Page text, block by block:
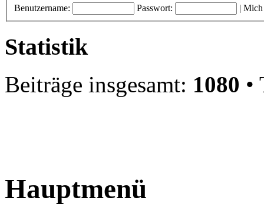
Benutzername: Passwort: | Mich
Statistik
Beiträge insgesamt: 1080 •
Hauptmenü